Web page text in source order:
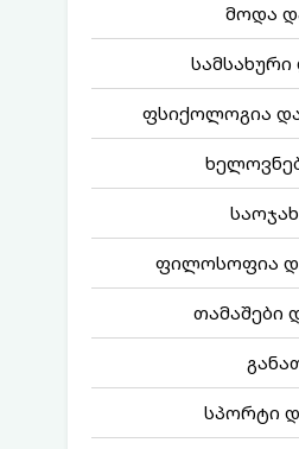
მოდა
ფსიქოლოგია
ფილოსოფია
თამაშები
სპორტი